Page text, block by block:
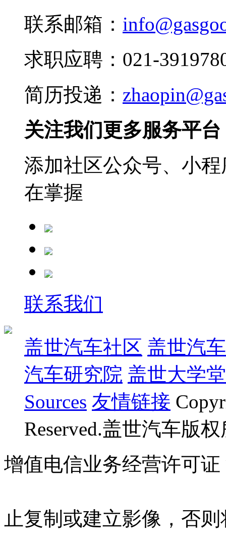
联系邮箱：
求职应聘：021-
简历投递：
关注我们更多服务平台
添加社区公众号、小
在掌握
联系我们
盖世汽车社区 盖世汽
汽车研究院 盖世大学堂
Sources 友情链接
Reserved.盖世汽车版
增值电信业务经营许可证
止复制或建立影像，否